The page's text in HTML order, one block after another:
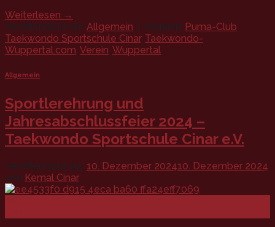
Weiterlesen →
Veröffentlicht am Allgemein Markiert Puma-Club
Taekwondo Sportschule Cinar, Taekwondo-
Wuppertal.com Verein Wuppertal
Allgemein
Sportlerehrung und
Jahresabschlussfeier 2024 –
Taekwondo Sportschule Cinar e.V.
Veröffentlicht am 10. Dezember 202410. Dezember 2024
von Kemal Cinar